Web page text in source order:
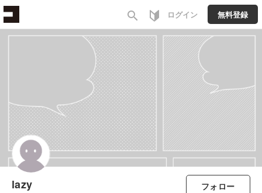
search ログイン 無料登録
lazy フォロー